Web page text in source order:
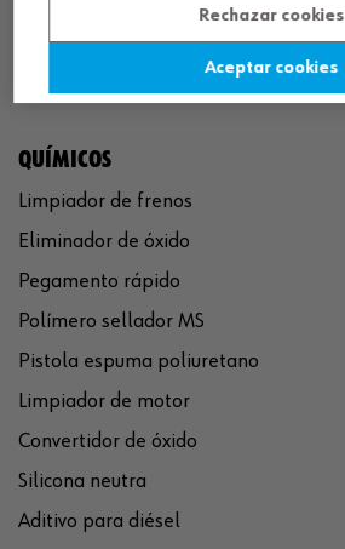
QUÍMICOS
Limpiador de frenos
Eliminador de óxido
Pegamento rápido
Polímero sellador MS
Pistola espuma poliuretano
Limpiador de motor
Convertidor de óxido
Silicona neutra
Aditivo para diésel
Rechazar cookies
Aceptar cookies